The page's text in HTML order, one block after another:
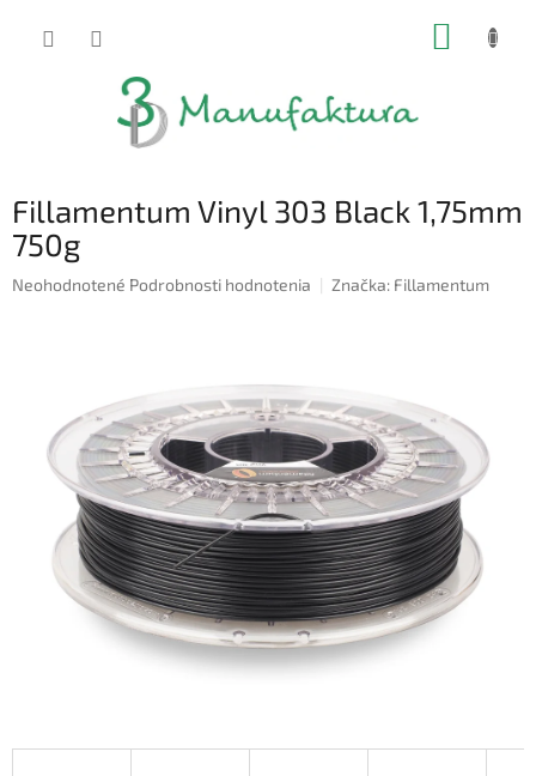
Fillamentum Vinyl 303 Black 1,75mm
750g
Priemerné
hviezdičiek.
Neohodnotené Podrobnosti hodnotenia Značka: Fillamentum